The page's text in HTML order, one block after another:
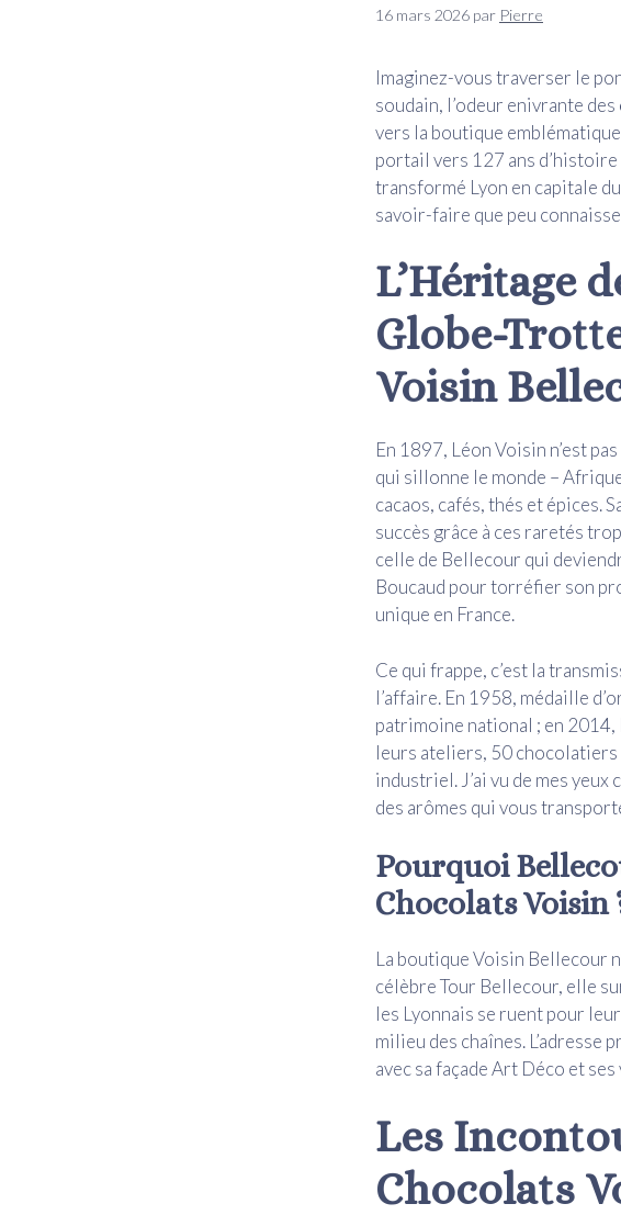
16 mars 2026 par Pierre
Imaginez-vous traverser le
soudain, l’odeur enivrante des
vers la boutique
portail vers 127 ans
transformé Lyon en capitale
savoir-faire que peu
L’Héritage
Globe-
Voisin
En 1897, Léon Voisin n’est
qui sillonne le monde –
cacaos, cafés, thés et épices.
succès grâce à ces raretés
celle de Bellecour qui
Boucaud pour torréfier son
unique en France.
Ce qui frappe, c’est la
l’affaire. En 1958, médaille
patrimoine national ; en 2014,
leurs ateliers, 50 chocolatiers
industriel. J’ai vu de mes
des arômes qui vous
Pourquoi
Chocolats Voisin
La boutique Voisin Bellecour
célèbre Tour Bellecour, elle
les Lyonnais se ruent pour
milieu des chaînes. L’adresse
avec sa façade Art Déco et
Les
Chocolats